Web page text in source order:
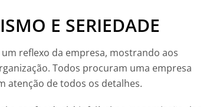
E SERIEDADE
reflexo da empresa, mostrando aos
Todos procuram uma empresa
atenção de todos os detalhes.